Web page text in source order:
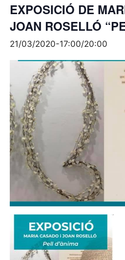
EXPOSICIÓ DE
JOAN ROSELLÓ
21/03/2020-17:00/20:00